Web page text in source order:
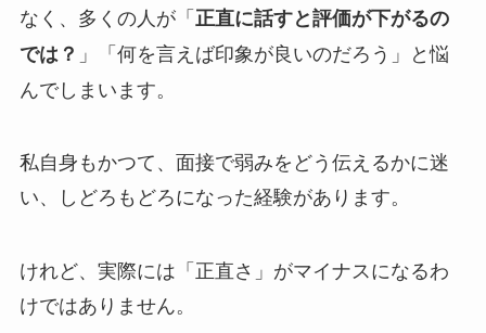
なく、多くの人が「正直に話すと評価が下がるの
では？ 」「何を言えば印象が良いのだろう」と悩
んでしまいます。
私自身もかつて、面接で弱みをどう伝えるかに迷
い、しどろもどろになった経験があります。
けれど、実際には「正直さ」がマイナスになるわ
けではありません。